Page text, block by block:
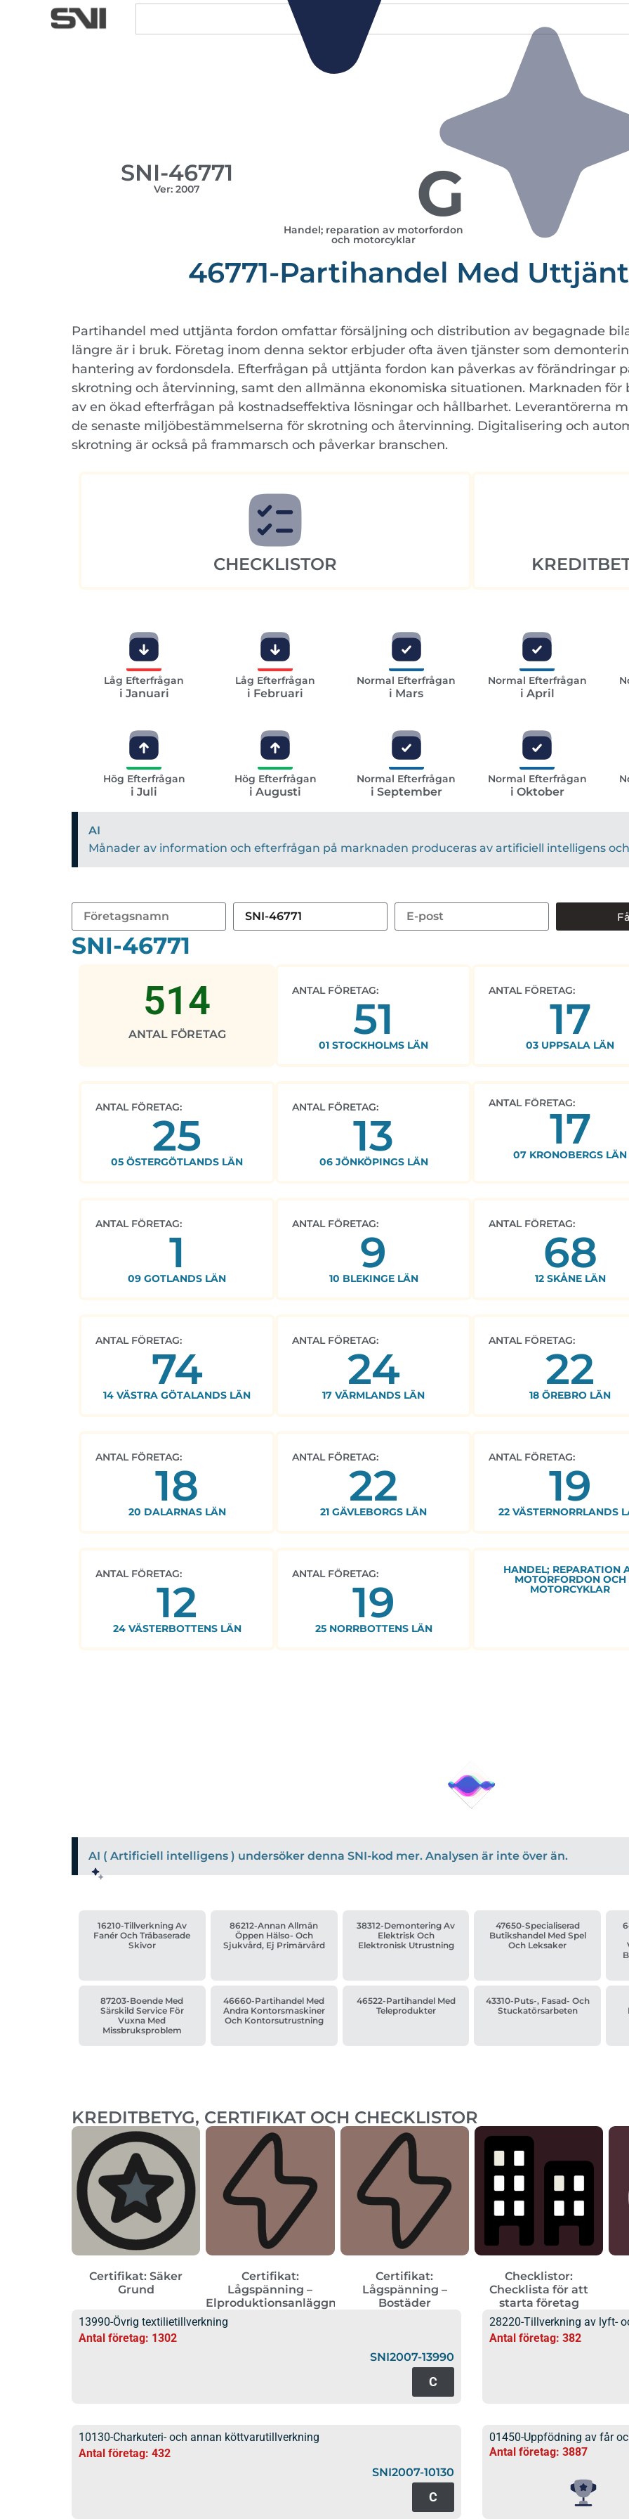
SNI-46771
Ver: 2007 G
Handel; reparation av motorfordon
och motorcyklar
46771-Partihandel Med
Partihandel med uttjänta fordon omfattar försäljning och distribution av begagnade
längre är i bruk. Företag inom denna sektor erbjuder ofta även tjänster som
hantering av fordonsdela. Efterfrågan på uttjänta fordon kan påverkas av förändringar
skrotning och återvinning, samt den allmänna ekonomiska situationen. Marknaden för
av en ökad efterfrågan på kostnadseffektiva lösningar och hållbarhet. Leverantörerna
de senaste miljöbestämmelserna för skrotning och återvinning. Digitalisering och
skrotning är också på frammarsch och påverkar branschen.
CHECKLISTOR
Låg Efterfrågan
i Januari
Låg Efterfrågan
i Februari
Normal Efterfrågan
i Mars
Normal Efterfrågan
i April
Hög Efterfrågan
i Juli
Hög Efterfrågan
i Augusti
Normal Efterfrågan
i September
Normal Efterfrågan
i Oktober
AI
Månader av information och efterfrågan på marknaden produceras av artificiell intelligens
SNI-46771
ANTAL FÖRETAG
514 ANTAL FÖRETAG:
51
01 STOCKHOLMS LÄN
ANTAL FÖRETAG:
17
03 UPPSALA LÄN
ANTAL FÖRETAG:
25
05 ÖSTERGÖTLANDS LÄN
ANTAL FÖRETAG:
13
06 JÖNKÖPINGS LÄN
ANTAL FÖRETAG:
17
07 KRONOBERGS LÄN
ANTAL FÖRETAG:
1
09 GOTLANDS LÄN
ANTAL FÖRETAG:
9
10 BLEKINGE LÄN
ANTAL FÖRETAG:
68
12 SKÅNE LÄN
ANTAL FÖRETAG:
74
14 VÄSTRA GÖTALANDS LÄN
ANTAL FÖRETAG:
24
17 VÄRMLANDS LÄN
ANTAL FÖRETAG:
22
18 ÖREBRO LÄN
ANTAL FÖRETAG:
18
20 DALARNAS LÄN
ANTAL FÖRETAG:
22
21 GÄVLEBORGS LÄN
ANTAL FÖRETAG:
19
22 VÄSTERNORRLANDS
ANTAL FÖRETAG:
12
24 VÄSTERBOTTENS LÄN
ANTAL FÖRETAG:
19
25 NORRBOTTENS LÄN
HANDEL; REPARATION
MOTORFORDON OCH
MOTORCYKLAR
AI ( Artificiell intelligens ) undersöker denna SNI-kod mer. Analysen är inte över än.
16210-Tillverkning Av
Fanér Och Träbaserade
Skivor
86212-Annan Allmän
Öppen Hälso- Och
Sjukvård, Ej Primärvård
38312-Demontering Av
Elektrisk Och
Elektronisk Utrustning
47650-Specialiserad
Butikshandel Med Spel
Och Leksaker
87203-Boende Med
Särskild Service För
Vuxna Med
Missbruksproblem
46660-Partihandel Med
Andra Kontorsmaskiner
Och Kontorsutrustning
46522-Partihandel Med
Teleprodukter
43310-Puts-, Fasad- Och
Stuckatörsarbeten
KREDITBETYG, CERTIFIKAT OCH CHECKLISTOR
Certifikat: Säker
Grund
Certifikat:
Lågspänning –
Elproduktionsanläggningar
Certifikat:
Lågspänning –
Bostäder
Checklistor:
Checklista för att
starta företag
13990-Övrig textilietillverkning
Antal företag: 1302
SNI2007-13990
C
28220-Tillverkning av lyft-
Antal företag: 382
10130-Charkuteri- och annan köttvarutillverkning
Antal företag: 432
SNI2007-10130
C
01450-Uppfödning av får
Antal företag: 3887